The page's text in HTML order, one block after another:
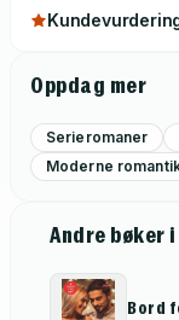
Oppdag mer
Serieromaner
Moderne
Andre bøker
Bord